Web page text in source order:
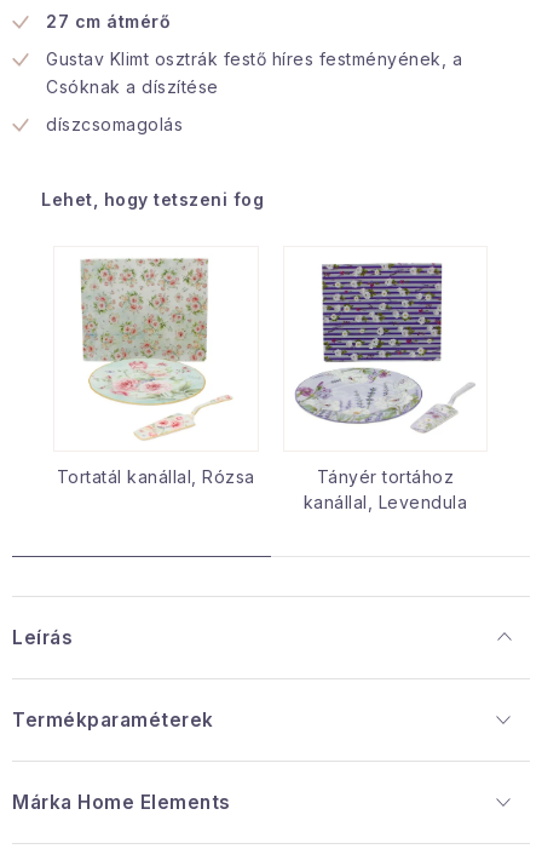
Érintkezés
Rólunk
27 cm átmérő
Gustav Klimt osztrák festő híres festményének, a
Csóknak a díszítése
díszcsomagolás
Lehet, hogy tetszeni fog
Tortatál kanállal, Rózsa
Tányér tortához
kanállal, Levendula
Leírás
Termékparaméterek
Márka Home Elements